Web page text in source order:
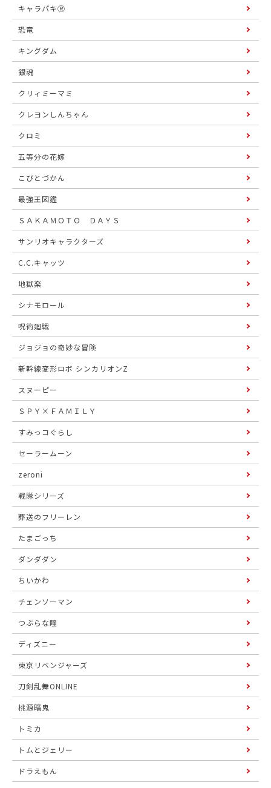
キャラパキⓇ
恐竜
キングダム
銀魂
クリィミーマミ
クレヨンしんちゃん
クロミ
五等分の花嫁
こびとづかん
最強王図鑑
ＳＡＫＡＭＯＴＯ ＤＡＹＳ
サンリオキャラクターズ
C.C.キャッツ
地獄楽
シナモロール
呪術廻戦
ジョジョの奇妙な冒険
新幹線変形ロボ シンカリオンZ
スヌーピー
ＳＰＹ×ＦＡＭＩＬＹ
すみっコぐらし
セーラームーン
zeroni
戦隊シリーズ
葬送のフリーレン
たまごっち
ダンダダン
ちいかわ
チェンソーマン
つぶらな瞳
ディズニー
東京リベンジャーズ
刀剣乱舞ONLINE
桃源暗鬼
トミカ
トムとジェリー
ドラえもん